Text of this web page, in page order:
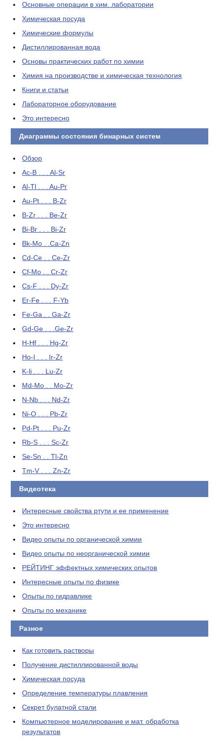
Основные операции в хим. лаборатории
Химическая посуда
Химические формулы
Дистиллированная вода
Основы практических работ по химии
Химия на производстве и химическая технология
Книги и статьи
Лабораторное оборудование
Это интересно
Диаграммы состояния бинарных систем
Обзор
Ac-B . . . Al-Sr
Al-Tl . . . Au-Pr
Au-Pt . . . B-Zr
B-Zr . . . Be-Zr
Bi-Br . . . Bi-Zr
Bk-Mo . .Ca-Zn
Cd-Ce . . Ce-Zr
Cf-Mo . . Cr-Zr
Cs-F . . . Dy-Zr
Er-Fe . . . F-Yb
Fe-Ga . . Ga-Zr
Gd-Ge . . .Ge-Zr
H-Hf . . . Hg-Zr
Ho-I . . . Ir-Zr
K-li . . . Lu-Zr
Md-Mo . . Mo-Zr
N-Nb . . . Nd-Zr
Ni-O . . . Pb-Zr
Pd-Pt . . . Pu-Zr
Rb-S . . . Sc-Zr
Se-Sn . . Tl-Zn
Tm-V . . . Zn-Zr
Видеотека
Интересные свойства ртути и ее применение
Это интересно
Видео опыты по органической химии
Видео опыты по неорганической химии
РЕЙТИНГ эффектных химических опытов
Интересные опыты по физике
Опыты по гидравлике
Опыты по механике
Разное
Как готовить растворы
Получение дистиллированной воды
Химическая посуда
Определение температуры плавления
Секрет булатной стали
Компьютерное моделирование и мат. обработка
результатов